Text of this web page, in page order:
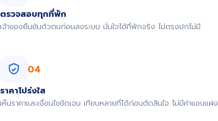
ตรวจสอบทุกที่พัก
เจ้าของยืนยันตัวตนก่อนลงระบบ มั่นใจได้ที่พักจริง ไม่ตรงปกไม่มี
04
ราคาโปร่งใส
เห็นราคาและเงื่อนไขชัดเจน เทียบหลายที่ได้ก่อนตัดสินใจ ไม่มีค่าแอบแฝง